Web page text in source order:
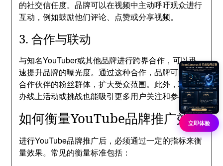
的社交信任度。品牌可以在视频中主动呼吁观众进行
互动，例如鼓励他们评论、点赞或分享视频。
3. 合作与联动
与知名YouTuber或其他品牌进行跨界合作，可以迅
速提升品牌的曝光度。通过这种合作，品牌可以借助
合作伙伴的粉丝群体，扩大受众范围。此外，联合举
办线上活动或挑战也能吸引更多用户关注和参与。
如何衡量YouTube品牌推广效果
进行YouTube品牌推广后，必须通过一定的指标来衡
量效果。常见的衡量标准包括：
立即体验